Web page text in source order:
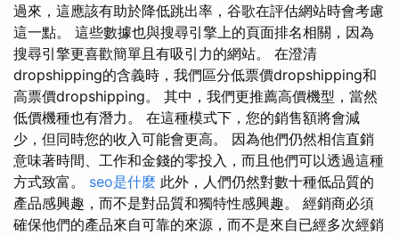
過來，這應該有助於降低跳出率，谷歌在評估網站時會考慮
這一點。 這些數據也與搜尋引擎上的頁面排名相關，因為
搜尋引擎更喜歡簡單且有吸引力的網站。 在澄清
dropshipping的含義時，我們區分低票價dropshipping和
高票價dropshipping。 其中，我們更推薦高價機型，當然
低價機種也有潛力。 在這種模式下，您的銷售額將會減
少，但同時您的收入可能會更高。 因為他們仍然相信直銷
意味著時間、工作和金錢的零投入，而且他們可以透過這種
方式致富。 seo是什麼 此外，人們仍然對數十種低品質的
產品感興趣，而不是對品質和獨特性感興趣。 經銷商必須
確保他們的產品來自可靠的來源，而不是來自已經多次經銷